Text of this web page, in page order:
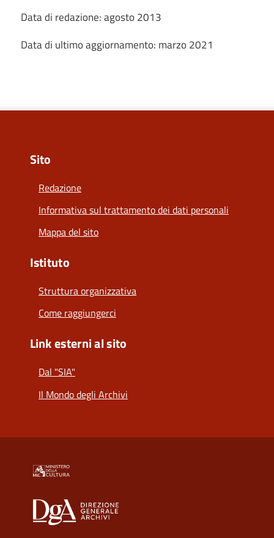
Data di redazione: agosto 2013
Data di ultimo aggiornamento: marzo 2021
Sito
Redazione
Informativa sul trattamento dei dati personali
Mappa del sito
Istituto
Struttura organizzativa
Come raggiungerci
Link esterni al sito
Dal "SIA"
Il Mondo degli Archivi